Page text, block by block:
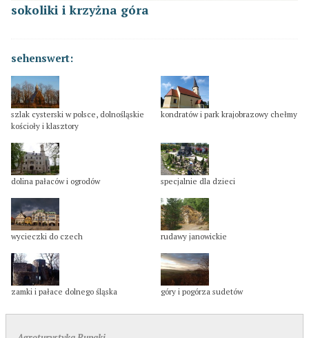
sokoliki i krzyżna góra
sehenswert:
szlak cysterski w polsce, dolnośląskie
kościoły i klasztory
kondratów i park krajobrazowy chełmy
dolina pałaców i ogrodów specjalnie dla dzieci
wycieczki do czech rudawy janowickie
zamki i pałace dolnego śląska góry i pogórza sudetów